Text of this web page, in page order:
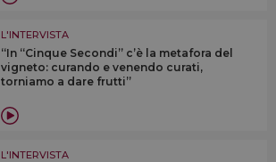
L'INTERVISTA
“In “Cinque Secondi” c’è la metafora del
vigneto: curando e venendo curati,
torniamo a dare frutti”
L'INTERVISTA